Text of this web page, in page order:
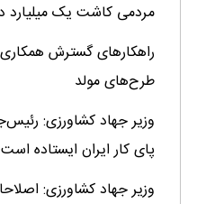
مردمی کاشت یک
راهکارهای گسترش
طرح‌های مولد
وزیر جهاد کشاورزی:
پای کار ایران ایستاده
وزیر جهاد کشاورزی: